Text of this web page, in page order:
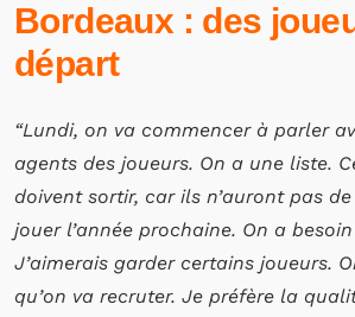
Bordeaux : des
départ
“Lundi, on va commencer à parler
agents des joueurs. On a une liste.
doivent sortir, car ils n’auront pas
jouer l’année prochaine. On a
J’aimerais garder certains joueurs.
qu’on va recruter. Je préfère la